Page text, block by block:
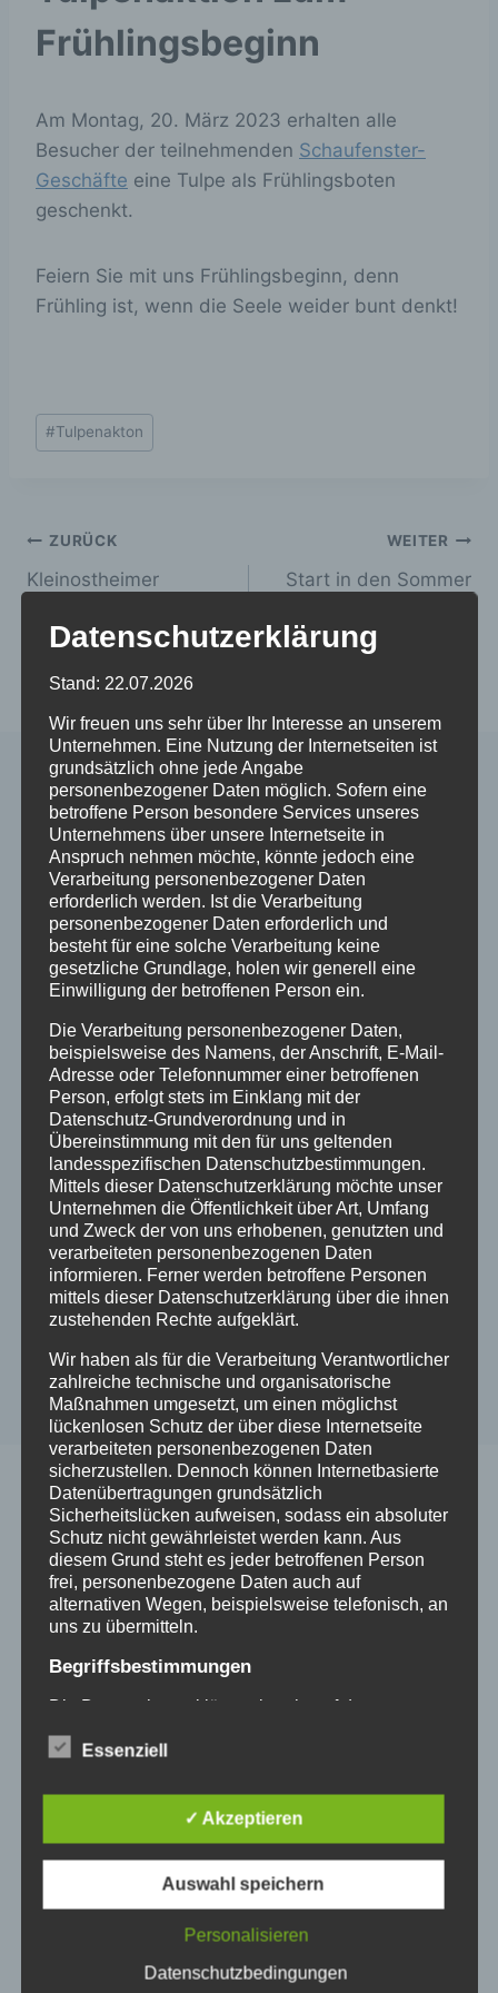
Frühlingsbeginn
Am Montag, 20. März 2023 erhalten alle
Besucher der teilnehmenden Schaufenster-
Geschäfte eine Tulpe als Frühlingsboten
geschenkt.
Feiern Sie mit uns Frühlingsbeginn, denn
Frühling ist, wenn die Seele weider bunt denkt!
Schlagworte:
#Tulpenakton
Beitragsnavigation
ZURÜCK
Kleinostheimer
WEITER
Start in den Sommer
Gärtnerei und
Ähnliche Beiträge
Adventsfenster-Kalender 2023
2023-11-21 Vereins-News
Schreibe einen Kommentar
Deine E-Mail-Adresse wird nicht veröffentlicht.
Erforderliche Felder sind mit*markiert
Kommentar*
Datenschutzerklärung
Stand: 22.07.2026
Wir freuen uns sehr über Ihr Interesse an unserem
Unternehmen. Eine Nutzung der Internetseiten ist
grundsätzlich ohne jede Angabe
personenbezogener Daten möglich. Sofern eine
betroffene Person besondere Services unseres
Unternehmens über unsere Internetseite in
Anspruch nehmen möchte, könnte jedoch eine
Verarbeitung personenbezogener Daten
erforderlich werden. Ist die Verarbeitung
personenbezogener Daten erforderlich und
besteht für eine solche Verarbeitung keine
gesetzliche Grundlage, holen wir generell eine
Einwilligung der betroffenen Person ein.
Die Verarbeitung personenbezogener Daten,
beispielsweise des Namens, der Anschrift, E-Mail-
Adresse oder Telefonnummer einer betroffenen
Person, erfolgt stets im Einklang mit der
Datenschutz-Grundverordnung und in
Übereinstimmung mit den für uns geltenden
landesspezifischen Datenschutzbestimmungen.
Mittels dieser Datenschutzerklärung möchte unser
Unternehmen die Öffentlichkeit über Art, Umfang
und Zweck der von uns erhobenen, genutzten und
verarbeiteten personenbezogenen Daten
informieren. Ferner werden betroffene Personen
mittels dieser Datenschutzerklärung über die ihnen
zustehenden Rechte aufgeklärt.
Wir haben als für die Verarbeitung Verantwortlicher
zahlreiche technische und organisatorische
Maßnahmen umgesetzt, um einen möglichst
lückenlosen Schutz der über diese Internetseite
verarbeiteten personenbezogenen Daten
sicherzustellen. Dennoch können Internetbasierte
Datenübertragungen grundsätzlich
Sicherheitslücken aufweisen, sodass ein absoluter
Schutz nicht gewährleistet werden kann. Aus
diesem Grund steht es jeder betroffenen Person
frei, personenbezogene Daten auch auf
alternativen Wegen, beispielsweise telefonisch, an
uns zu übermitteln.
Begriffsbestimmungen
Die Datenschutzerklärung beruht auf den
Richtlinien- und Verordnungsgeber beim Erlass
verwendet wurden. Unsere Datenschutzerklärung
soll sowohl für die Öffentlichkeit als auch für
unsere Kunden und Geschäftspartner einfach
lesbar und verständlich sein. Um dies zu
gewährleisten, möchten wir vorab die verwendeten
Begrifflichkeiten erläutern.
Wir verwenden in dieser Datenschutzerklärung
unter anderem die folgenden Begriffe:
Essenziell
✓ Akzeptieren
Auswahl speichern
Personalisieren
Datenschutzbedingungen